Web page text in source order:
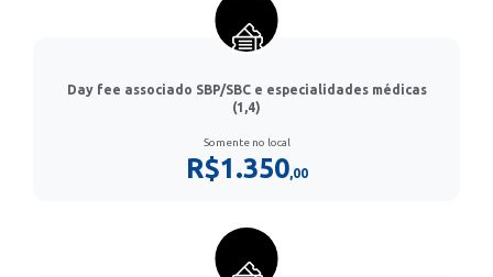
Day fee associado SBP/SBC e especialidades médicas
(1,4)
Somente no local
R$1.350,00